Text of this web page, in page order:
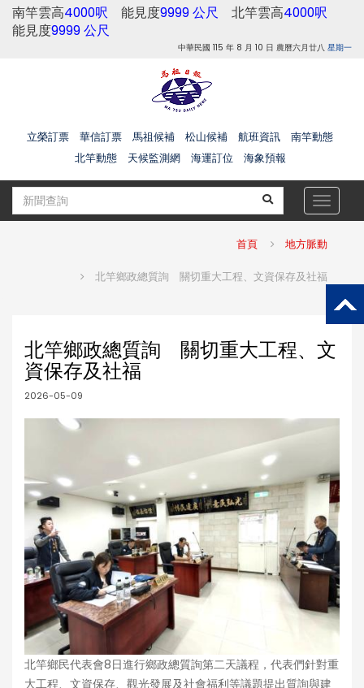
南竿雲高4000呎 能見度9999 公尺 北竿雲高4000呎
能見度9999 公尺
中華民國 115 年 8 月 10 日 農曆六月廿八 星期一
立榮訂票 華信訂票 馬祖候補 松山候補 航班資訊
南竿動態
北竿動態
天候監測網 海運訂位 海象預報
Toggle
首頁 地方脈動
北竿鄉政總質詢 關切重大工程、文資保存及社福
北竿鄉政總質詢 關切重大工程、文
資保存及社福
2026-05-09
北竿鄉民代表會8日進行鄉政總質詢第二天議程，代表們針對重
大工程、文資保存、觀光發展及社會福利等議題提出質詢與建